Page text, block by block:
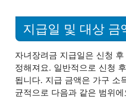
지급일 및 대상 금
자녀장려금 지급일은 신청
정해져요. 일반적으로 신청
됩니다. 지급 금액은 가구 소
균적으로 다음과 같은 범위에